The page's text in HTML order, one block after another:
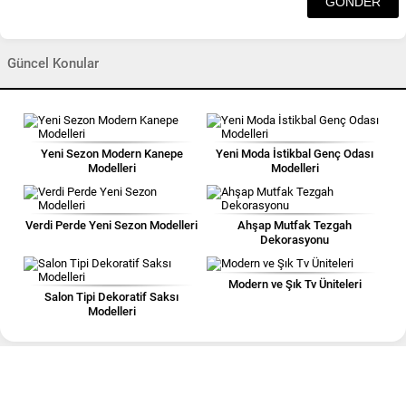
Güncel Konular
Yeni Sezon Modern Kanepe
Modelleri
Yeni Moda İstikbal Genç Odası
Modelleri
Verdi Perde Yeni Sezon Modelleri
Ahşap Mutfak Tezgah
Dekorasyonu
Salon Tipi Dekoratif Saksı
Modelleri
Modern ve Şık Tv Üniteleri